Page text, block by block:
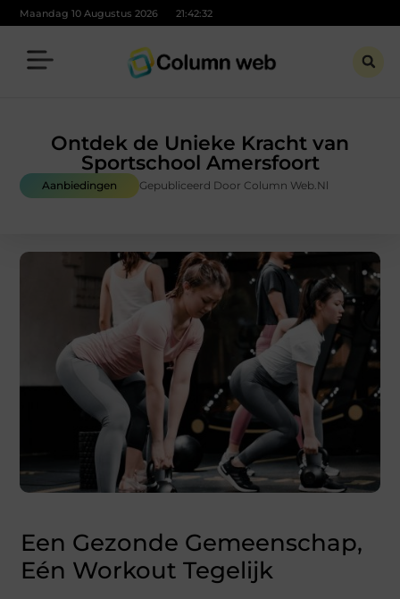
Maandag 10 Augustus 2026 21:42:33
Ontdek de Unieke Kracht van
Sportschool Amersfoort
Aanbiedingen Gepubliceerd Door Column Web.nl
Een Gezonde Gemeenschap,
Eén Workout Tegelijk